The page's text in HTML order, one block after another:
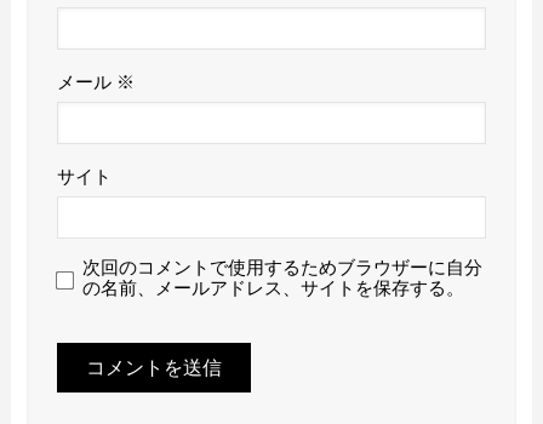
メール ※
サイト
次回のコメントで使用するためブラウザーに自分
の名前、メールアドレス、サイトを保存する。